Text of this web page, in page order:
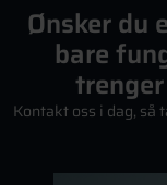
Ønsker du
bare
Kontakt oss i dag, så